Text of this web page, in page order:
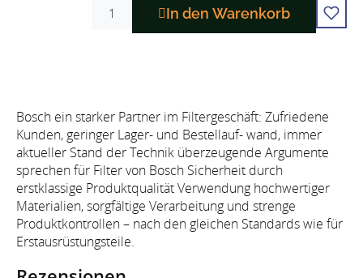
In den Warenkorb
Bosch ein starker Partner im Filtergeschäft: Zufriedene
Kunden, geringer Lager- und Bestellauf- wand, immer
aktueller Stand der Technik überzeugende Argumente
sprechen für Filter von Bosch Sicherheit durch
erstklassige Produktqualität Verwendung hochwertiger
Materialien, sorgfältige Verarbeitung und strenge
Produktkontrollen – nach den gleichen Standards wie für
Erstausrüstungsteile.